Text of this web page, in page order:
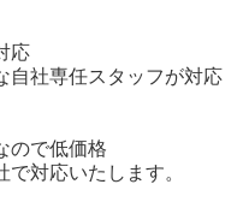
応
自社専任スタッフが対応
ので低価格
対応いたします。